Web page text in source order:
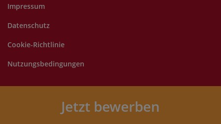
Jetzt bewerben
Impressum
Datenschutz
Cookie-Richtlinie
Nutzungsbedingungen
2025 DIS AG. Alle Rechte vorbehalten.